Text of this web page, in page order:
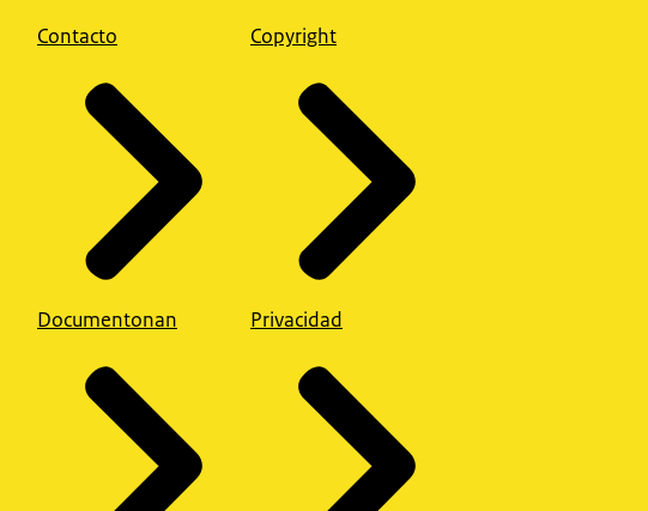
Contacto
Documentonan
Copyright
Privacidad